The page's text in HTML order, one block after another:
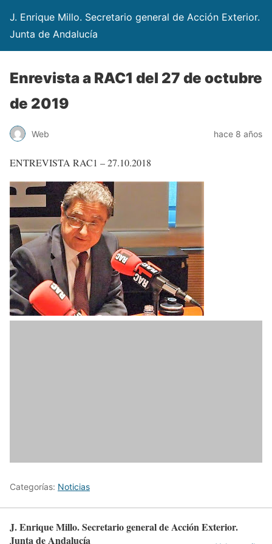
J. Enrique Millo. Secretario general de Acción Exterior.
Junta de Andalucía
Enrevista a RAC1 del 27 de octubre
de 2019
Web hace 8 años
ENTREVISTA RAC1 – 27.10.2018
Categorías: Noticias
J. Enrique Millo. Secretario general de Acción Exterior.
Junta de Andalucía